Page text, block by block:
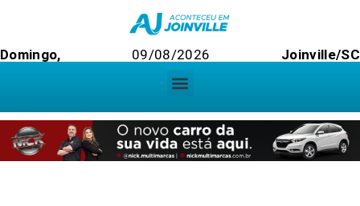
Domingo, 09/08/2026 Joinville/SC